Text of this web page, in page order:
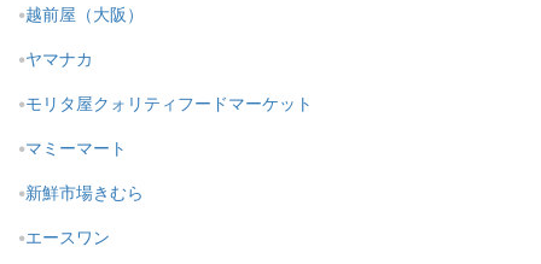
越前屋（大阪）
ヤマナカ
モリタ屋クォリティフードマーケット
マミーマート
新鮮市場きむら
エースワン